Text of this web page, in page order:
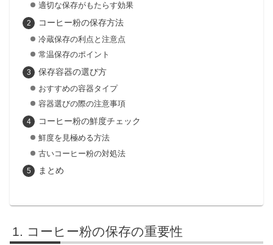
適切な保存がもたらす効果
コーヒー粉の保存方法
冷蔵保存の利点と注意点
常温保存のポイント
保存容器の選び方
おすすめの容器タイプ
容器選びの際の注意事項
コーヒー粉の鮮度チェック
鮮度を見極める方法
古いコーヒー粉の対処法
まとめ
コーヒー粉の保存の重要性